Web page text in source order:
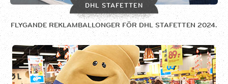
DHL STAFETTEN
FLYGANDE REKLAMBALLONGER FÖR DHL STAFETTEN 2024.